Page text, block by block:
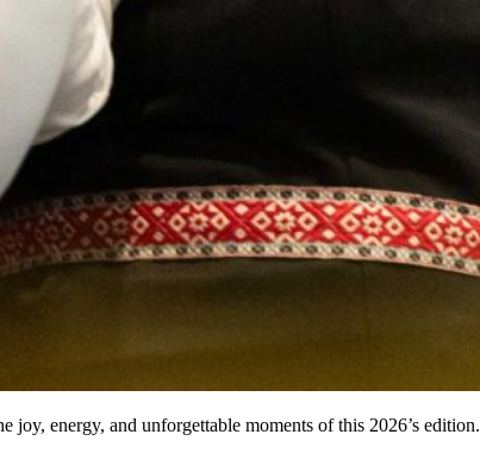
joy, energy, and unforgettable moments of this 2026’s edition.